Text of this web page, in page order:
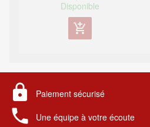
Disponible
add_shopping_cart
lock Paiement sécurisé
local_phone Une équipe à votre écoute